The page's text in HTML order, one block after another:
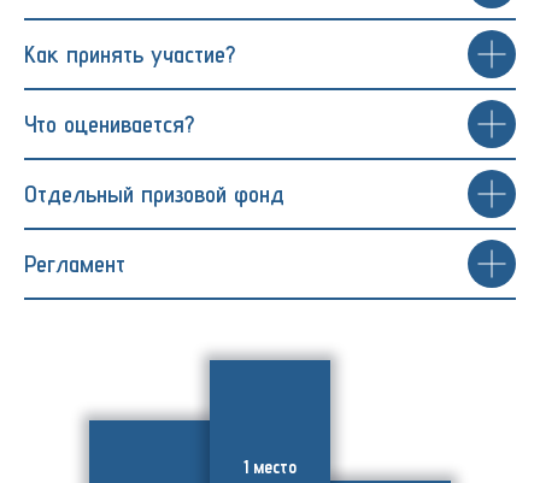
Как принять участие?
Что оценивается?
Отдельный призовой фонд
Регламент
1 место